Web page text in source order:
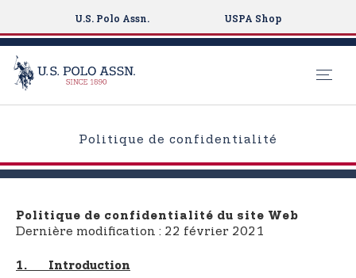
p
U.S. Polo Assn. USPA Shop
Politique de confidentialité
Politique de confidentialité du site Web
Dernière modification : 22 février 2021
1. Introduction